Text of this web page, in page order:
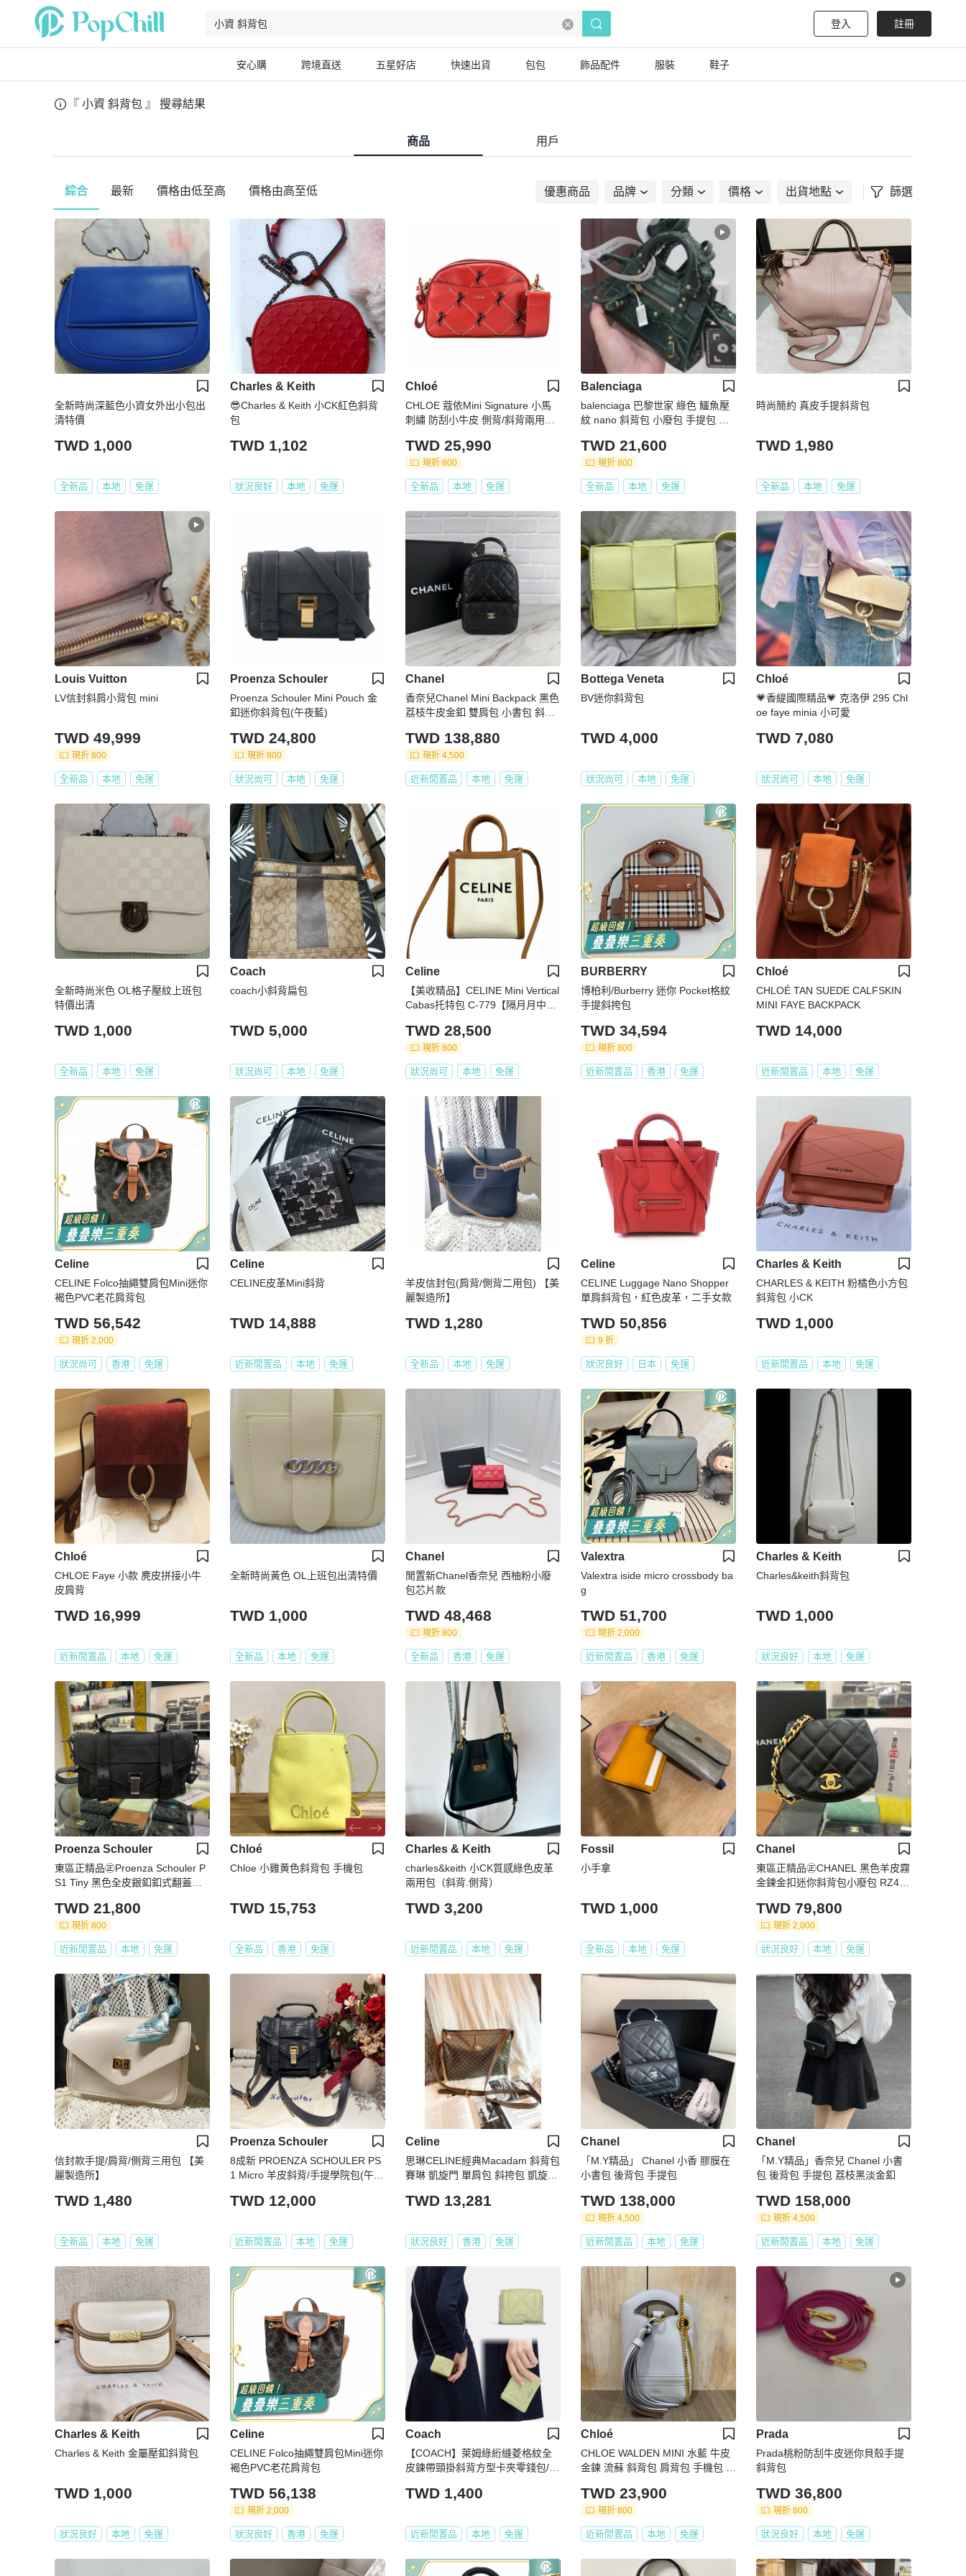
登入 註冊
安心購 跨境直送 五星好店 快速出貨 包包 飾品配件 服裝 鞋子
『 小資 斜背包 』 搜尋結果
商品 用戶
綜合 最新 價格由低至高 價格由高至低 優惠商品 品牌 分類 價格 出貨地點 篩選
全新時尚深藍色小資女外出小包出
清特價
TWD 1,000
全新品 本地 免運
Charles & Keith
😎Charles & Keith 小CK紅色斜背
包
TWD 1,102
狀況良好 本地 免運
Chloé
CHLOE 蔻依Mini Signature 小馬
刺繡 防刮小牛皮 側背/斜背兩用包
TWD 25,990
現折 800
全新品 本地 免運
Balenciaga
balenciaga 巴黎世家 綠色 鱷魚壓
紋 nano 斜背包 小廢包 手提包 手
TWD 21,600
現折 800
全新品 本地 免運
時尚簡約 真皮手提斜背包
TWD 1,980
全新品 本地 免運
Louis Vuitton
LV信封斜肩小背包 mini
TWD 49,999
現折 800
全新品 本地 免運
Proenza Schouler
Proenza Schouler Mini Pouch 金
釦迷你斜背包(午夜藍)
TWD 24,800
現折 800
狀況尚可 本地 免運
Chanel
香奈兒Chanel Mini Backpack 黑色
荔枝牛皮金釦 雙肩包 小書包 斜揹
TWD 138,880
現折 4,500
近新閒置品 本地 免運
Bottega Veneta
BV迷你斜背包
TWD 4,000
狀況尚可 本地 免運
Chloé
💗香緹國際精品💗 克洛伊 295 Chl
oe faye minia 小可愛
TWD 7,080
狀況尚可 本地 免運
全新時尚米色 OL格子壓紋上班包
特價出清
TWD 1,000
全新品 本地 免運
Coach
coach小斜背扁包
TWD 5,000
狀況尚可 本地 免運
Celine
【美收精品】CELINE Mini Vertical
Cabas托特包 C-779【隔月月中將
TWD 28,500
現折 800
狀況尚可 本地 免運
BURBERRY
博柏利/Burberry 迷你 Pocket格紋
手提斜挎包
TWD 34,594
現折 800
近新閒置品 香港 免運
Chloé
CHLOÉ TAN SUEDE CALFSKIN
MINI FAYE BACKPACK
TWD 14,000
近新閒置品 本地 免運
Celine
CELINE Folco抽繩雙肩包Mini迷你
褐色PVC老花肩背包
TWD 56,542
現折 2,000
狀況尚可 香港 免運
Celine
CELINE皮革Mini斜背
TWD 14,888
近新閒置品 本地 免運
羊皮信封包(肩背/側背二用包) 【美
麗製造所】
TWD 1,280
全新品 本地 免運
Celine
CELINE Luggage Nano Shopper
單肩斜背包，紅色皮革，二手女款
TWD 50,856
9 折
狀況良好 日本 免運
Charles & Keith
CHARLES & KEITH 粉橘色小方包
斜背包 小CK
TWD 1,000
近新閒置品 本地 免運
Chloé
CHLOE Faye 小款 麂皮拼接小牛
皮肩背
TWD 16,999
近新閒置品 本地 免運
全新時尚黃色 OL上班包出清特價
TWD 1,000
全新品 本地 免運
Chanel
閒置新Chanel香奈兒 西柚粉小廢
包芯片款
TWD 48,468
現折 800
全新品 香港 免運
Valextra
Valextra iside micro crossbody ba
g
TWD 51,700
現折 2,000
近新閒置品 香港 免運
Charles & Keith
Charles&keith斜背包
TWD 1,000
狀況良好 本地 免運
Proenza Schouler
東區正精品㊣Proenza Schouler P
S1 Tiny 黑色全皮銀釦釦式翻蓋手
TWD 21,800
現折 800
近新閒置品 本地 免運
Chloé
Chloe 小雞黄色斜背包 手機包
TWD 15,753
全新品 香港 免運
Charles & Keith
charles&keith 小CK質感綠色皮革
兩用包（斜背.側背）
TWD 3,200
近新閒置品 本地 免運
Fossil
小手拿
TWD 1,000
全新品 本地 免運
Chanel
東區正精品㊣CHANEL 黑色羊皮霧
金鍊金扣迷你斜背包小廢包 RZ410
TWD 79,800
現折 2,000
狀況良好 本地 免運
信封款手提/肩背/側背三用包 【美
麗製造所】
TWD 1,480
全新品 本地 免運
Proenza Schouler
8成新 PROENZA SCHOULER PS
1 Micro 羊皮斜背/手提學院包(午夜
TWD 12,000
近新閒置品 本地 免運
Celine
思琳CELINE經典Macadam 斜背包
賽琳 凱旋門 單肩包 斜挎包 凱旋門
TWD 13,281
狀況良好 香港 免運
Chanel
「M.Y精品」 Chanel 小香 膠膜在
小書包 後背包 手提包
TWD 138,000
現折 4,500
近新閒置品 本地 免運
Chanel
「M.Y精品」香奈兒 Chanel 小書
包 後背包 手提包 荔枝黑淡金釦
TWD 158,000
現折 4,500
近新閒置品 本地 免運
Charles & Keith
Charles & Keith 金屬壓釦斜背包
TWD 1,000
狀況良好 本地 免運
Celine
CELINE Folco抽繩雙肩包Mini迷你
褐色PVC老花肩背包
TWD 56,138
現折 2,000
狀況良好 香港 免運
Coach
【COACH】萊姆綠絎縫菱格紋全
皮鍊帶頸掛斜背方型卡夾零錢包/斜
TWD 1,400
近新閒置品 本地 免運
Chloé
CHLOE WALDEN MINI 水藍 牛皮
金鍊 流蘇 斜背包 肩背包 手機包 P
TWD 23,900
現折 800
近新閒置品 本地 免運
Prada
Prada桃粉防刮牛皮迷你貝殼手提
斜背包
TWD 36,800
現折 800
狀況良好 本地 免運